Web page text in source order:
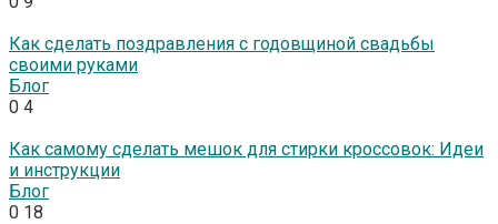
Как сделать поздравления с годовщиной свадьбы
своими руками
Блог
0 4
Как самому сделать мешок для стирки кроссовок: Идеи
и инструкции
Блог
0 18